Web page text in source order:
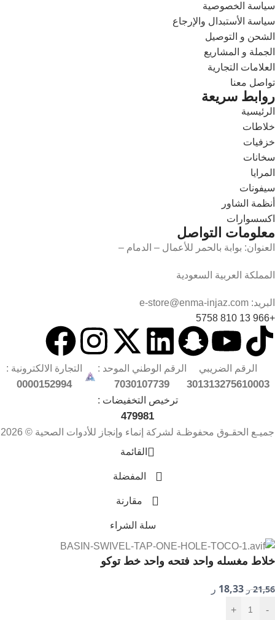
سياسة الخصوصية
سياسة الأستبدال والإرجاع
الشحن و التوصيل
الجملة و المشاريع
العلامات التجارية
تواصل معنا
روابط سريعة
الرئيسية
خلاطات
خزفيات
سخانات
المرايا
سيفونات
أنظمة الشاور
اكسسوارات
معلومات التواصل
العنوان: بوابة بالحمر للأعمال – الدمام –
المملكة العربية السعودية
البريد: e-store@enma-injaz.com
+966 13 810 5758
الرقم الضريبي
301313275610003
الرقم الوطني الموحد :
7030107739
التجارة الالكترونية :
0000152994
ترخيص التخفيضات :
479981
جميـع الحقـوق محفوظـة لشركة إنماء وإنجاز للأدوات الصحية © 2026
القائمة
المفضلة
مقارنة
سلة الشراء
خلاط مغسله واحد فتحه واحد خط توكو
21,56 ر 18,33 ر
-
+